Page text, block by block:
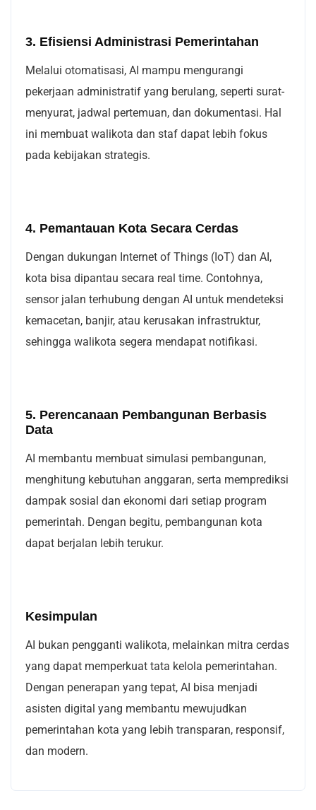
3. Efisiensi Administrasi Pemerintahan
Melalui otomatisasi, AI mampu mengurangi
pekerjaan administratif yang berulang, seperti surat-
menyurat, jadwal pertemuan, dan dokumentasi. Hal
ini membuat walikota dan staf dapat lebih fokus
pada kebijakan strategis.
4. Pemantauan Kota Secara Cerdas
Dengan dukungan Internet of Things (IoT) dan AI,
kota bisa dipantau secara real time. Contohnya,
sensor jalan terhubung dengan AI untuk mendeteksi
kemacetan, banjir, atau kerusakan infrastruktur,
sehingga walikota segera mendapat notifikasi.
5. Perencanaan Pembangunan Berbasis
Data
AI membantu membuat simulasi pembangunan,
menghitung kebutuhan anggaran, serta memprediksi
dampak sosial dan ekonomi dari setiap program
pemerintah. Dengan begitu, pembangunan kota
dapat berjalan lebih terukur.
Kesimpulan
AI bukan pengganti walikota, melainkan mitra cerdas
yang dapat memperkuat tata kelola pemerintahan.
Dengan penerapan yang tepat, AI bisa menjadi
asisten digital yang membantu mewujudkan
pemerintahan kota yang lebih transparan, responsif,
dan modern.